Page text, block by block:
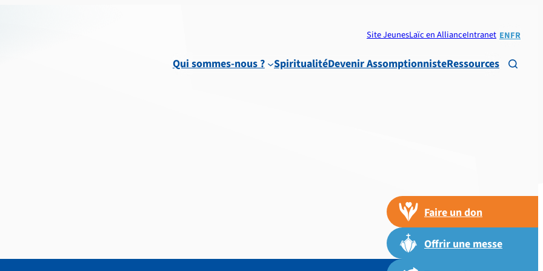
Site JeunesLaïc en AllianceIntranet ENFR
Qui sommes-nous ? SpiritualitéDevenir AssomptionnisteRessources 
Faire un don
Offrir une messe